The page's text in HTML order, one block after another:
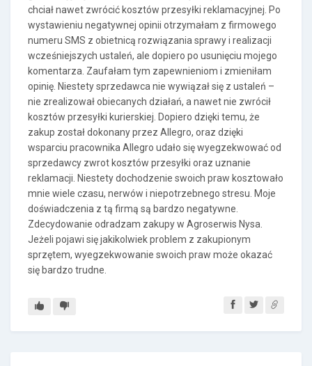
chciał nawet zwrócić kosztów przesyłki reklamacyjnej. Po
wystawieniu negatywnej opinii otrzymałam z firmowego
numeru SMS z obietnicą rozwiązania sprawy i realizacji
wcześniejszych ustaleń, ale dopiero po usunięciu mojego
komentarza. Zaufałam tym zapewnieniom i zmieniłam
opinię. Niestety sprzedawca nie wywiązał się z ustaleń –
nie zrealizował obiecanych działań, a nawet nie zwrócił
kosztów przesyłki kurierskiej. Dopiero dzięki temu, że
zakup został dokonany przez Allegro, oraz dzięki
wsparciu pracownika Allegro udało się wyegzekwować od
sprzedawcy zwrot kosztów przesyłki oraz uznanie
reklamacji. Niestety dochodzenie swoich praw kosztowało
mnie wiele czasu, nerwów i niepotrzebnego stresu. Moje
doświadczenia z tą firmą są bardzo negatywne.
Zdecydowanie odradzam zakupy w Agroserwis Nysa.
Jeżeli pojawi się jakikolwiek problem z zakupionym
sprzętem, wyegzekwowanie swoich praw może okazać
się bardzo trudne.